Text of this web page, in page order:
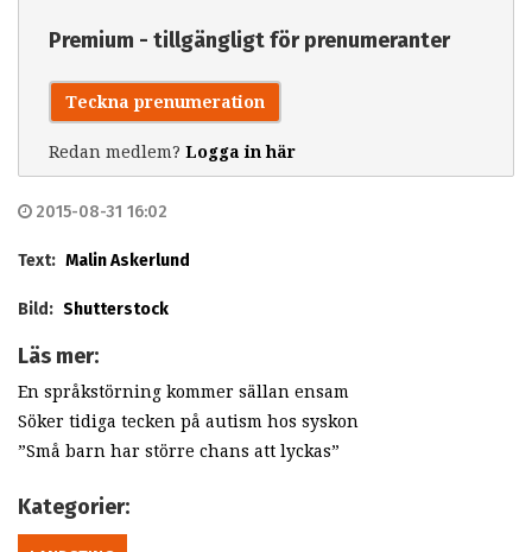
Premium - tillgängligt för prenumeranter
Teckna prenumeration
Redan medlem? Logga in här
2015-08-31 16:02
Text: Malin Askerlund
Bild: Shutterstock
Läs mer:
En språkstörning kommer sällan ensam
Söker tidiga tecken på autism hos syskon
”Små barn har större chans att lyckas”
Kategorier: